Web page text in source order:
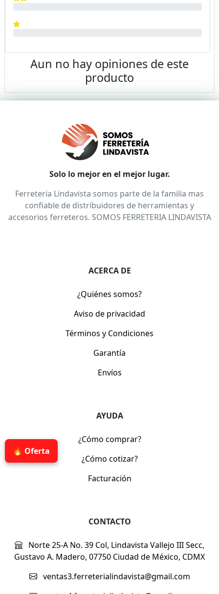
🔥 Oferta
Aun no hay opiniones de este
producto
Solo lo mejor en el mejor lugar.
Ferreteria Lindavista somos parte de la familia mas
confiable de distribuidores de herramientas y
accesorios ferreteros. SOMOS FERRETERIA LINDAVISTA
ACERCA DE
¿Quiénes somos?
Aviso de privacidad
Términos y Condiciones
Garantía
Envíos
AYUDA
¿Cómo comprar?
¿Cómo cotizar?
Facturación
CONTACTO
Norte 25-A No. 39 Col, Lindavista Vallejo III Secc,
Gustavo A. Madero, 07750 Ciudad de México, CDMX
ventas3.ferreterialindavista@gmail.com